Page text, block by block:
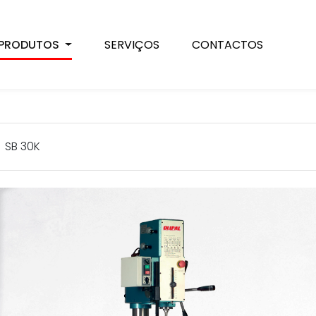
SERVIÇOS CONTACTOS
SB 30K